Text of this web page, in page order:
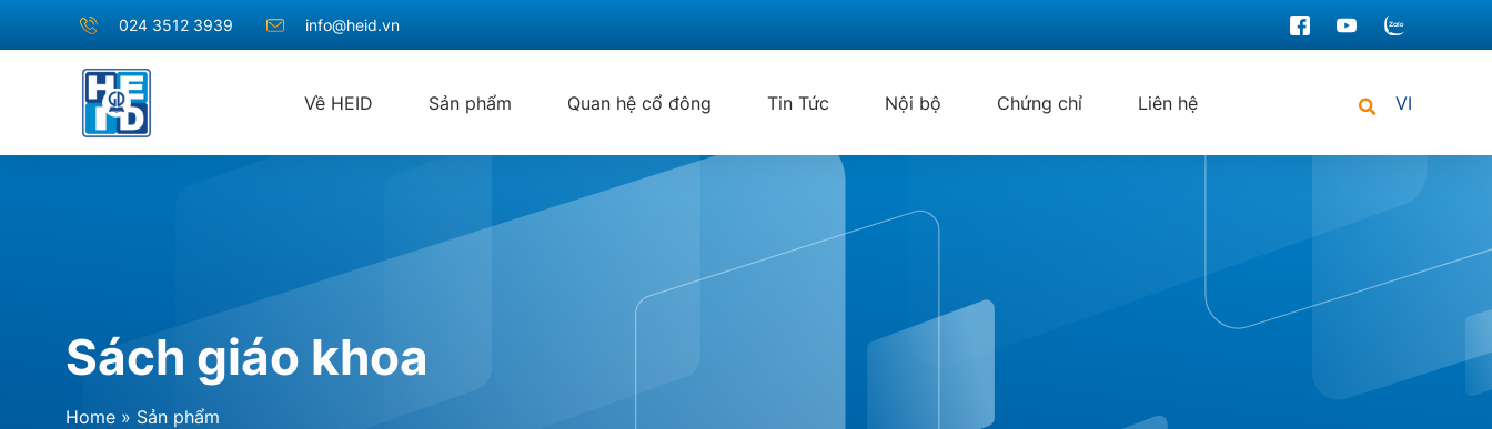
024 3512 3939 info@heid.vn
Về HEID Sản phẩm Quan hệ cổ đông Tin Tức Nội bộ Chứng chỉ Liên hệ VI
Sách giáo khoa
Home » Sản phẩm